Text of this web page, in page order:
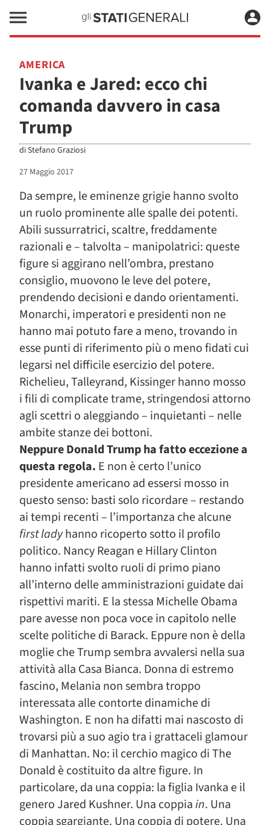
AMERICA
Ivanka e Jared: ecco chi
comanda davvero in casa
Trump
diStefano Graziosi
27 Maggio 2017
Da sempre, le eminenze grigie hanno svolto
un ruolo prominente alle spalle dei potenti.
Abili sussurratrici, scaltre, freddamente
razionali e – talvolta – manipolatrici: queste
figure si aggirano nell’ombra, prestano
consiglio, muovono le leve del potere,
prendendo decisioni e dando orientamenti.
Monarchi, imperatori e presidenti non ne
hanno mai potuto fare a meno, trovando in
esse punti di riferimento più o meno fidati cui
legarsi nel difficile esercizio del potere.
Richelieu, Talleyrand, Kissinger hanno mosso
i fili di complicate trame, stringendosi attorno
agli scettri o aleggiando – inquietanti – nelle
ambite stanze dei bottoni.
Neppure Donald Trump ha fatto eccezione a
questa regola. E non è certo l’unico
presidente americano ad essersi mosso in
questo senso: basti solo ricordare – restando
ai tempi recenti – l’importanza che alcune
first ladyhanno ricoperto sotto il profilo
politico. Nancy Reagan e Hillary Clinton
hanno infatti svolto ruoli di primo piano
all’interno delle amministrazioni guidate dai
rispettivi mariti. E la stessa Michelle Obama
pare avesse non poca voce in capitolo nelle
scelte politiche di Barack. Eppure non è della
moglie che Trump sembra avvalersi nella sua
attività alla Casa Bianca. Donna di estremo
fascino, Melania non sembra troppo
interessata alle contorte dinamiche di
Washington. E non ha difatti mai nascosto di
trovarsi più a suo agio tra i grattaceli glamour
di Manhattan. No: il cerchio magico di The
Donald è costituito da altre figure. In
particolare, da una coppia: la figlia Ivanka e il
genero Jared Kushner. Una coppiain. Una
coppia sgargiante. Una coppia di potere. Una